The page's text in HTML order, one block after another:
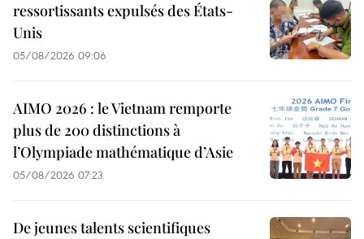
ressortissants expulsés des États-
Unis
05/08/2026 09:06
AIMO 2026 : le Vietnam remporte
plus de 200 distinctions à
l’Olympiade mathématique d’Asie
05/08/2026 07:23
De jeunes talents scientifiques